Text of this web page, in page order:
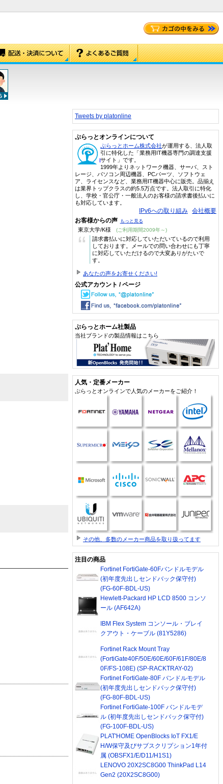
Tweets by platonline
ぷらっとオンラインについて
ぷらっとホーム株式会社が運用する、法人取
引に特化した「業務用IT機器専門の調達支援
サイト」です。
1999年よりネットワーク機器、サーバ、スト
レージ、パソコン周辺機器、PCパーツ、ソフトウェ
ア、ライセンスなど、業務用IT機器中心に販売。品揃え
は業界トップクラスの約5.5万点です。法人取引に特化
し、学校・官公庁・一般法人のお客様の請求書後払いに
も対応しています。
IPv6への取り組み 会社概要
お客様からの声 もっと見る
東京大学/K様 (ご利用期間2009年～)
“
請求書払いに対応していただいているので利用
しております。メールでの問い合わせにも丁寧
に対応していただけるので大変ありがたいで
す。
あなたの声をお寄せください!
公式アカウント / ページ
ぷらっとホーム社製品
当社ブランドの製品情報はこちら
人気・定番メーカー
ぷらっとオンラインで人気のメーカーをご紹介！
その他、多数のメーカー商品を取り扱ってます
注目の商品
Fortinet FortiGate-60Fバンドルモデル
(初年度先出しセンドバック保守付)
(FG-60F-BDL-US)
Hewlett-Packard HP LCD 8500 コンソ
ール (AF642A)
IBM Flex System コンソール・ブレイ
クアウト・ケーブル (81Y5286)
Fortinet Rack Mount Tray
(FortiGate40F/50E/60E/60F/61F/80E/8
0F/FS-108E) (SP-RACKTRAY-02)
Fortinet FortiGate-80F バンドルモデル
(初年度先出しセンドバック保守付)
(FG-80F-BDL-US)
Fortinet FortiGate-100F バンドルモデ
ル (初年度先出しセンドバック保守付)
(FG-100F-BDL-US)
PLAT'HOME OpenBlocks IoT FX1/E
H/W保守及びサブスクリプション1年付
属 (OBSFX1/E/D11/H1S1)
LENOVO 20X2SC8G00 ThinkPad L14
Gen2 (20X2SC8G00)